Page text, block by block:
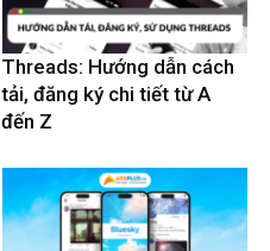
Threads: Hướng dẫn cách
tải, đăng ký chi tiết từ A
đến Z